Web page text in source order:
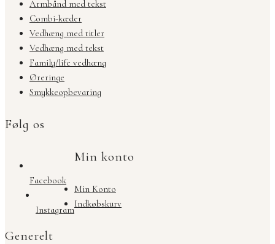
Armbånd med tekst
Combi-kæder
Vedhæng med titler
Vedhæng med tekst
Family/life vedhæng
Øreringe
Smykkeopbevaring
Følg os
Facebook
Instagram
Min konto
Min Konto
Indkøbskurv
Generelt